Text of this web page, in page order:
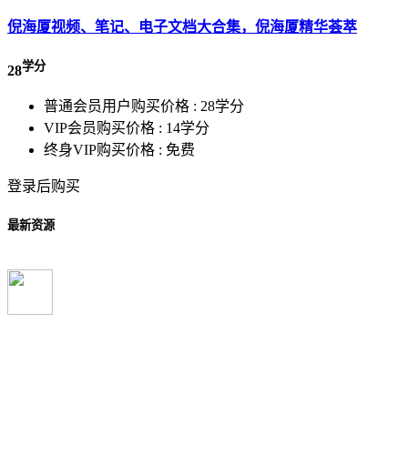
倪海厦视频、笔记、电子文档大合集，倪海厦精华荟萃
28学分
普通会员用户购买价格 : 28学分
VIP会员购买价格 : 14学分
终身VIP购买价格 : 免费
登录后购买
最新资源